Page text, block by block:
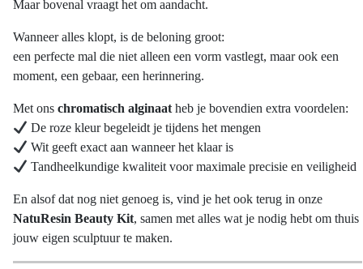
Maar bovenal vraagt het om aandacht.
Wanneer alles klopt, is de beloning groot:
een perfecte mal die niet alleen een vorm vastlegt, maar ook een
moment, een gebaar, een herinnering.
Met ons chromatisch alginaat heb je bovendien extra voordelen:
De roze kleur begeleidt je tijdens het mengen
Wit geeft exact aan wanneer het klaar is
Tandheelkundige kwaliteit voor maximale precisie en veiligheid
En alsof dat nog niet genoeg is, vind je het ook terug in onze
NatuResin Beauty Kit, samen met alles wat je nodig hebt om thuis
jouw eigen sculptuur te maken.